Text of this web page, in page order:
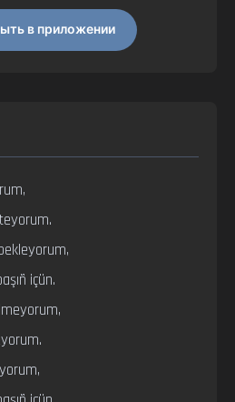
в приложении
içün.